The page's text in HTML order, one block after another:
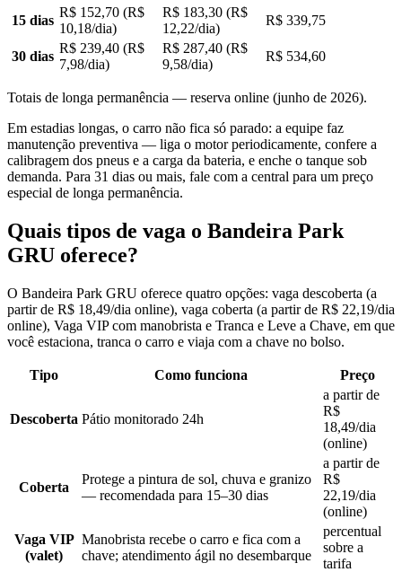
15 dias
R$ 152,70 (R$
10,18/dia)
R$ 183,30 (R$
12,22/dia)
R$ 339,75
30 dias
R$ 239,40 (R$
7,98/dia)
R$ 287,40 (R$
9,58/dia)
R$ 534,60
Totais de longa permanência — reserva online (junho de 2026).
Em estadias longas, o carro não fica só parado: a equipe faz
manutenção preventiva — liga o motor periodicamente, confere a
calibragem dos pneus e a carga da bateria, e enche o tanque sob
demanda. Para 31 dias ou mais, fale com a central para um preço
especial de longa permanência.
Quais tipos de vaga o Bandeira Park
GRU oferece?
O Bandeira Park GRU oferece quatro opções: vaga descoberta (a
partir de R$ 18,49/dia online), vaga coberta (a partir de R$ 22,19/dia
online), Vaga VIP com manobrista e Tranca e Leve a Chave, em que
você estaciona, tranca o carro e viaja com a chave no bolso.
Tipo Como funciona Preço
Descoberta Pátio monitorado 24h
a partir de
R$
18,49/dia
(online)
Coberta
Protege a pintura de sol, chuva e granizo
— recomendada para 15–30 dias
a partir de
R$
22,19/dia
(online)
Vaga VIP
(valet)
Manobrista recebe o carro e fica com a
chave; atendimento ágil no desembarque
percentual
sobre a
tarifa